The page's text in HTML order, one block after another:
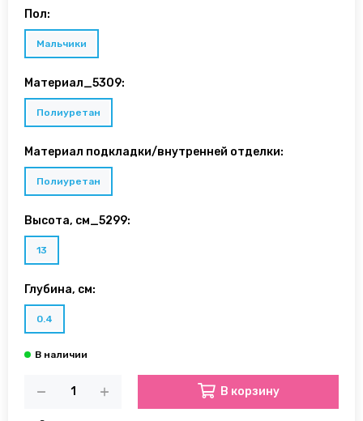
Пол:
Мальчики
Материал_5309:
Полиуретан
Материал подкладки/внутренней отделки:
Полиуретан
Высота, см_5299:
13
Глубина, см:
0.4
В корзину